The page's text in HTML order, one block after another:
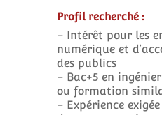
Profil recherché :
– Intérêt pour les
numérique et
des publics
– Bac+5 en
ou formation
– Expérience